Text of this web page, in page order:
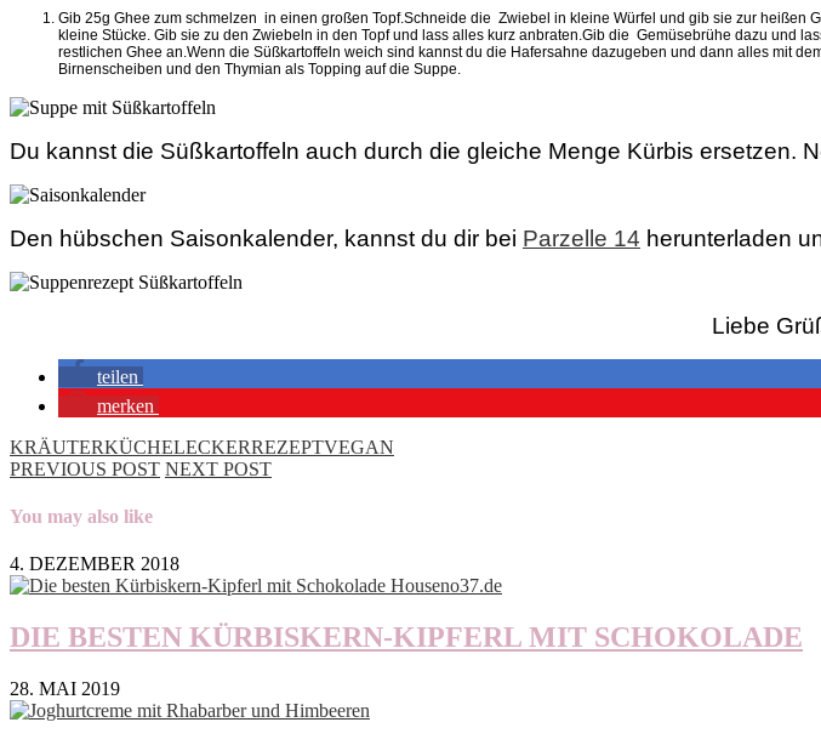
Gib 25g Ghee zum schmelzen in einen großen Topf.Schneide die Zwiebel in kleine Würfel und gib sie zur
kleine Stücke. Gib sie zu den Zwiebeln in den Topf und lass alles kurz anbraten.Gib die Gemüsebrühe dazu und
restlichen Ghee an.Wenn die Süßkartoffeln weich sind kannst du die Hafersahne dazugeben und dann alles mit
Birnenscheiben und den Thymian als Topping auf die Suppe.
Du kannst die Süßkartoffeln auch durch die gleiche Menge Kürbis ersetzen.
Den hübschen Saisonkalender, kannst du dir bei Parzelle 14 herunterladen
Liebe
teilen
merken
KRÄUTERKÜCHELECKERREZEPTVEGAN
PREVIOUS POST NEXT POST
You may also like
4. DEZEMBER 2018
DIE BESTEN KÜRBISKERN-KIPFERL MIT SCHOKOLADE
28. MAI 2019